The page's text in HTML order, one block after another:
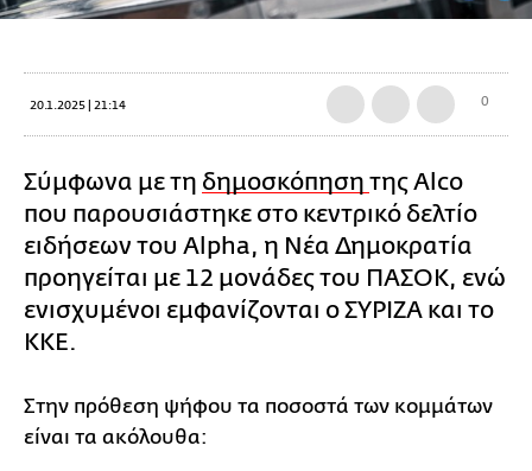
20.1.2025 | 21:14 0
Σύμφωνα με τη δημοσκόπηση της Alco
που παρουσιάστηκε στο κεντρικό δελτίο
ειδήσεων του Alpha, η Νέα Δημοκρατία
προηγείται με 12 μονάδες του ΠΑΣΟΚ, ενώ
ενισχυμένοι εμφανίζονται ο ΣΥΡΙΖΑ και το
ΚΚΕ.
Στην πρόθεση ψήφου τα ποσοστά των κομμάτων
είναι τα ακόλουθα: